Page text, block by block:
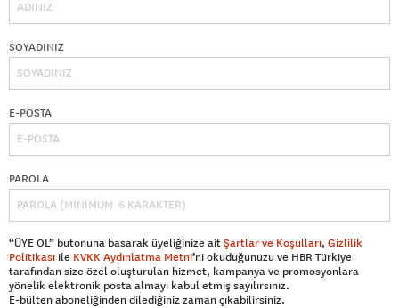
SOYADINIZ
E-POSTA
PAROLA
“ÜYE OL” butonuna basarak üyeliğinize aitŞartlar ve Koşulları, Gizlilik
Politikası ile KVKK Aydınlatma Metni’ni okuduğunuzu ve HBR Türkiye
tarafından size özel oluşturulan hizmet, kampanya ve promosyonlara
yönelik elektronik posta almayı kabul etmiş sayılırsınız.
E-bülten aboneliğinden dilediğiniz zaman çıkabilirsiniz.